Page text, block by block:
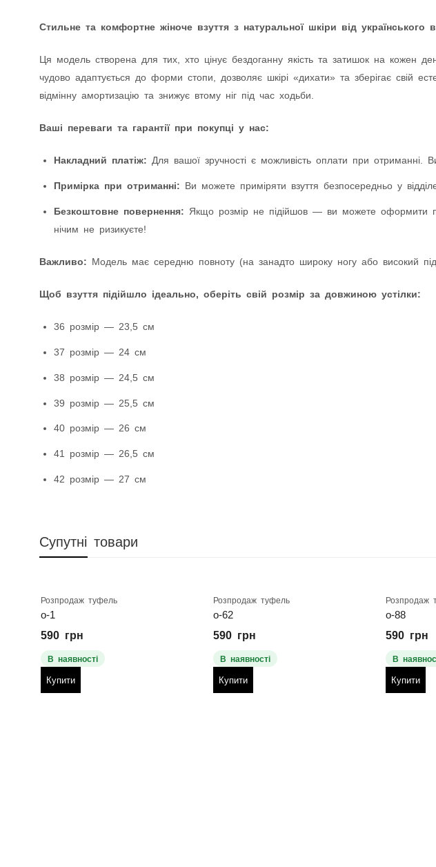
Стильне та комфортне жіноче взуття з натуральної шкіри від українського
Ця модель створена для тих, хто цінує бездоганну якість та затишок на кожен
чудово адаптується до форми стопи, дозволяє шкірі «дихати» та зберігає свій
відмінну амортизацію та знижує втому ніг під час ходьби.
Ваші переваги та гарантії при покупці у нас:
Накладний платіж: Для вашої зручності є можливість оплати при отриманні.
Примірка при отриманні: Ви можете приміряти взуття безпосередньо у
Безкоштовне повернення: Якщо розмір не підійшов — ви можете оформити
нічим не ризикуєте!
Важливо: Модель має середню повноту (на занадто широку ногу або високий
Щоб взуття підійшло ідеально, оберіть свій розмір за довжиною устілки:
36 розмір — 23,5 см
37 розмір — 24 см
38 розмір — 24,5 см
39 розмір — 25,5 см
40 розмір — 26 см
41 розмір — 26,5 см
42 розмір — 27 см
Супутні товари
Розпродаж туфель
о-1
590 грн
В наявності
Купити
Розпродаж туфель
о-62
590 грн
В наявності
Купити
Розпродаж
о-88
590 грн
В
Купити